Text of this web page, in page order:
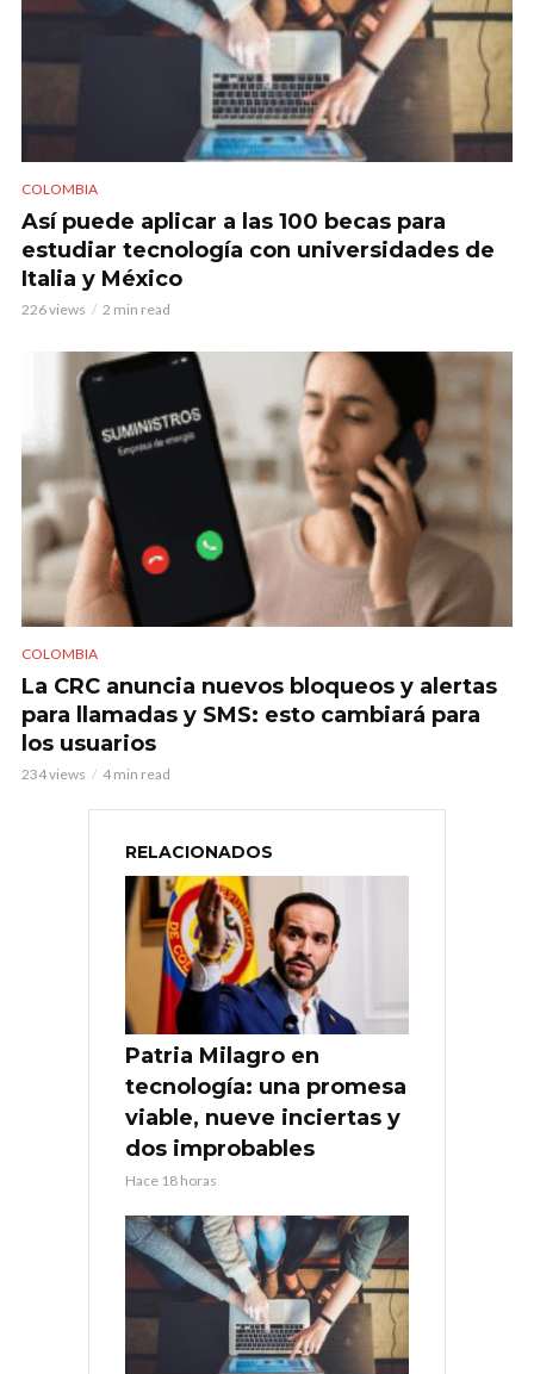
COLOMBIA
Así puede aplicar a las 100 becas para
estudiar tecnología con universidades de
Italia y México
226 views 2 min read
COLOMBIA
La CRC anuncia nuevos bloqueos y alertas
para llamadas y SMS: esto cambiará para
los usuarios
234 views 4 min read
RELACIONADOS
Patria Milagro en
tecnología: una promesa
viable, nueve inciertas y
dos improbables
Hace 18 horas